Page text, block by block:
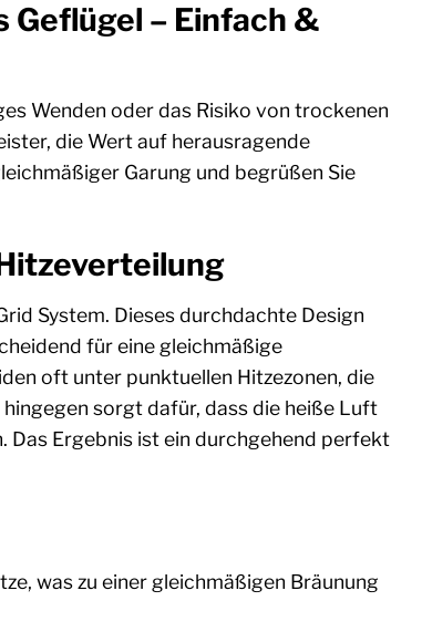
– Einfach &
Wenden oder das Risiko von trockenen
die Wert auf herausragende
Garung und begrüßen Sie
System. Dieses durchdachte Design
für eine gleichmäßige
oft unter punktuellen Hitzezonen, die
sorgt dafür, dass die heiße Luft
Das Ergebnis ist ein durchgehend perfekt
was zu einer gleichmäßigen Bräunung